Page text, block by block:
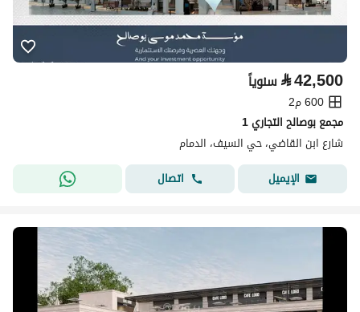
⃁42,500 سنوياً
600 م2
مجمع بوصالح التجاري 1
شارع ابن القاضي، حي السيف، الدمام
الإيميل
اتصال